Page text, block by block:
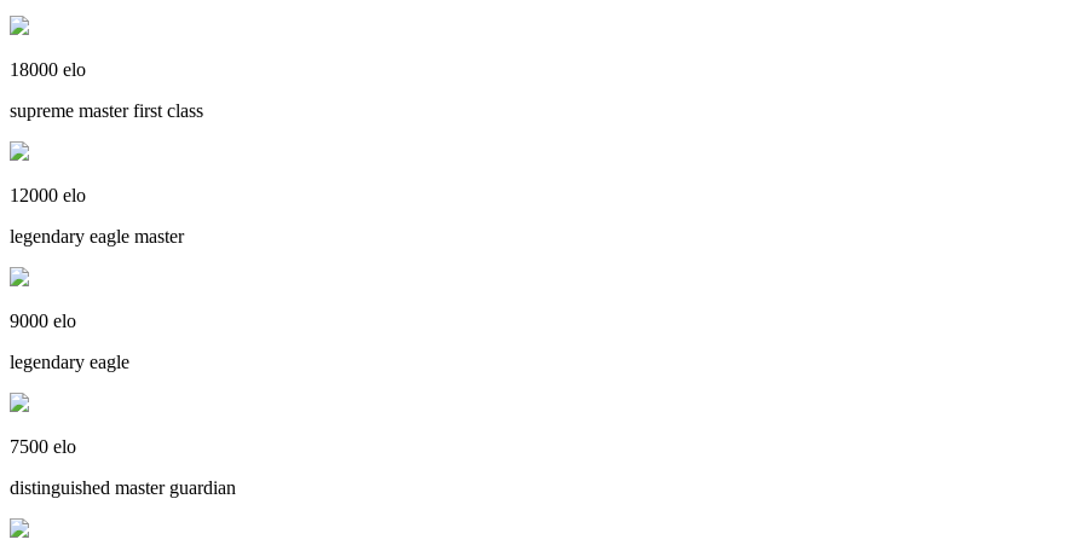
18000 elo
supreme master first class
12000 elo
legendary eagle master
9000 elo
legendary eagle
7500 elo
distinguished master guardian